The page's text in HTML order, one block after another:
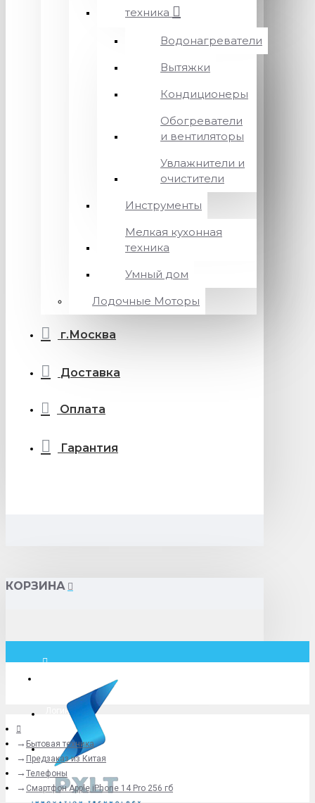
техника
Водонагреватели
Вытяжки
Кондиционеры
Обогреватели
и вентиляторы
Увлажнители и
очистители
Инструменты
Мелкая кухонная
техника
Умный дом
Лодочные Моторы
г.Москва
Доставка
Оплата
Гарантия
КОРЗИНА
Логин
+79775619766
Бытовая техника
Предзаказ из Китая
Телефоны
Смартфон Apple iPhone 14 Pro 256 гб